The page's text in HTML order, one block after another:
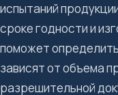
испытаний
сроке годности и
поможет
зависят от объема
разрешительной